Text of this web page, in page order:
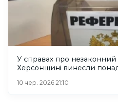
У справах про
Херсонщині винесли
10 чер. 2026 21:10